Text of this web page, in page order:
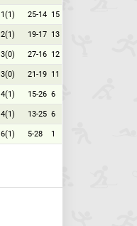
1(1) 25-14 15
2(1) 19-17 13
3(0) 27-16 12
3(0) 21-19 11
4(1) 15-26 6
4(1) 13-25 6
6(1) 5-28 1